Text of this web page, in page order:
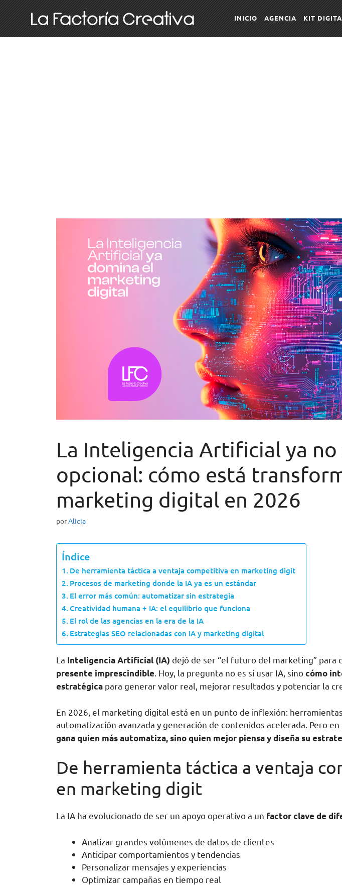
INICIO AGENCIA KIT
La Inteligencia Artificial ya no
opcional: cómo está
marketing digital en 2026
porAlicia
Índice
De herramienta táctica a ventaja competitiva en marketing digit
Procesos de marketing donde la IA ya es un estándar
El error más común: automatizar sin estrategia
Creatividad humana + IA: el equilibrio que funciona
El rol de las agencias en la era de la IA
Estrategias SEO relacionadas con IA y marketing digital
La Inteligencia Artificial (IA) dejó de ser “el futuro del marketing” para
presente imprescindible . Hoy, la pregunta no es si usar IA, sinocómo
estratégica para generar valor real, mejorar resultados y potenciar la
En 2026, el marketing digital está en un punto de inflexión: herramientas
automatización avanzada y generación de contenidos acelerada. Pero en
gana quien más automatiza, sino quien mejor piensa y diseña su
De herramienta táctica a ventaja
en marketing digit
La IA ha evolucionado de ser un apoyo operativo a un factor clave de
Analizar grandes volúmenes de datos de clientes
Anticipar comportamientos y tendencias
Personalizar mensajes y experiencias
Optimizar campañas en tiempo real